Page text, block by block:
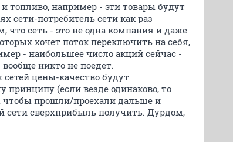
топливо, например - эти товары будут
сети-потребитель сети как раз
что сеть - это не одна компания и даже
хочет поток переключить на себя,
- наибольшее число акций сейчас -
никто не поедет.
сетей цены-качество будут
принципу (если везде одинаково, то
чтобы прошли/проехали дальше и
сети сверхприбыль получить. Дурдом,